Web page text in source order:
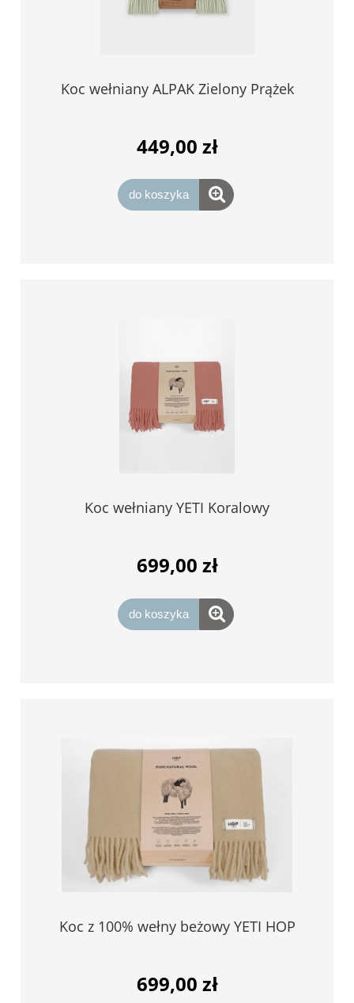
Koc wełniany ALPAK Zielony Prążek
449,00 zł
do koszyka
Koc wełniany YETI Koralowy
699,00 zł
do koszyka
Koc z 100% wełny beżowy YETI HOP
699,00 zł